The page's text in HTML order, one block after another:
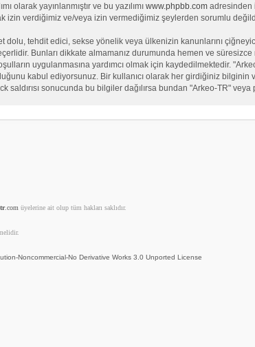
olarak yayınlanmıştır ve bu yazılımı www.phpbb.comadresinden
izin verdiğimiz ve/veya izin vermediğimiz şeylerden sorumlu
dolu, tehdit edici, sekse yönelik veya ülkenizin kanunlarını
Bunları dikkate almamanız durumunda hemen ve
uygulanmasına yardımcı olmak için kaydedilmektedir.
kabul ediyorsunuz. Bir kullanıcı olarak her girdiğiniz
saldırısı sonucunda bu bilgiler dağılırsa bundan "Arkeo-TR"
.com üyelerine ait olup tüm hakları saklıdır.
Noncommercial-No Derivative Works 3.0 Unported License